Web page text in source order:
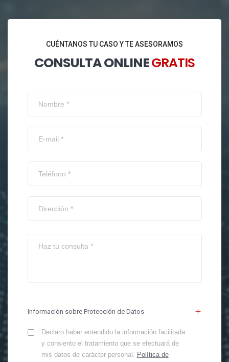
CUÉNTANOS TU CASO Y TE ASESORAMOS
CONSULTA ONLINEGRATIS
Información sobre Protección de Datos
Declaro haber entendido la información facilitada
y consiento el tratamiento que se efectuará de
mis datos de carácter personal. Política de